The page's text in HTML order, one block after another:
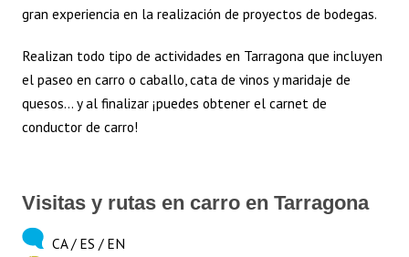
gran experiencia en la realización de proyectos de bodegas.
Realizan todo tipo de actividades en Tarragona que incluyen
el paseo en carro o caballo, cata de vinos y maridaje de
quesos… y al finalizar ¡puedes obtener el carnet de
conductor de carro!
Visitas y rutas en carro en Tarragona
CA / ES / EN